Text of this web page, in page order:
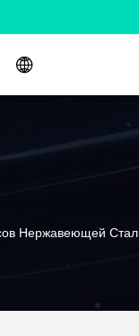
Нержавеющей